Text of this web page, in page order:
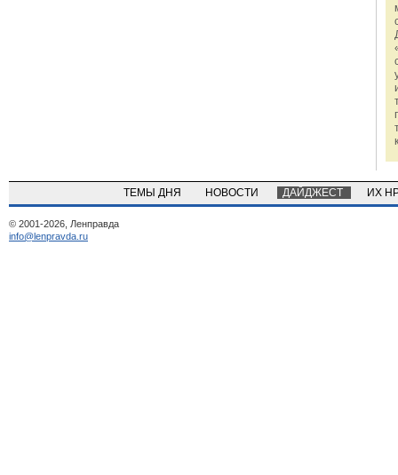
ТЕМЫ ДНЯ НОВОСТИ ДАЙДЖЕСТ ИХ
© 2001-2026, Ленправда
info@lenpravda.ru